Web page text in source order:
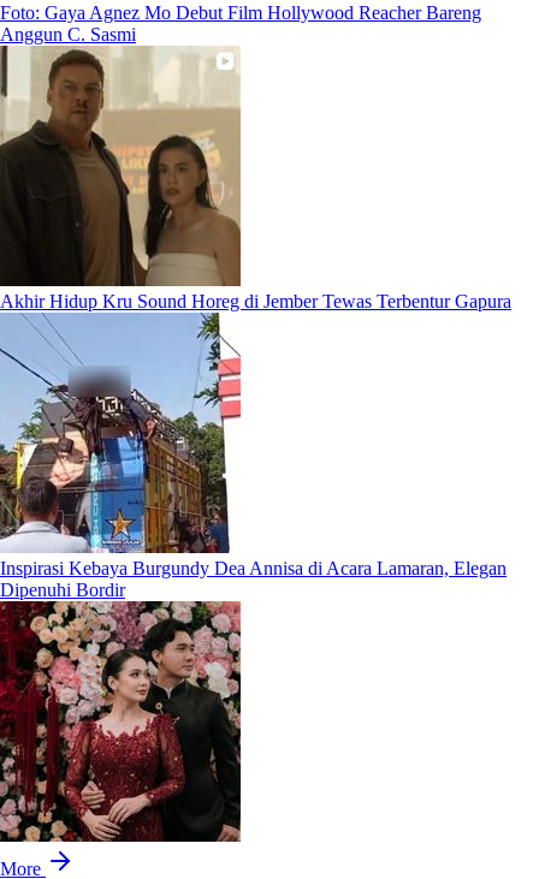
Foto: Gaya Agnez Mo Debut Film Hollywood Reacher Bareng
Anggun C. Sasmi
Akhir Hidup Kru Sound Horeg di Jember Tewas Terbentur Gapura
Inspirasi Kebaya Burgundy Dea Annisa di Acara Lamaran, Elegan
Dipenuhi Bordir
More